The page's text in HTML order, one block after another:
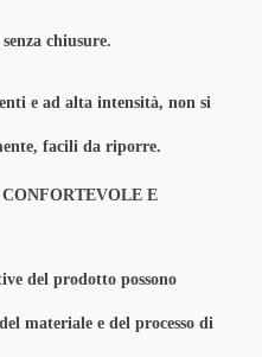
chiusure.
e ad alta intensità, non si
facili da riporre.
E
del prodotto possono
materiale e del processo di